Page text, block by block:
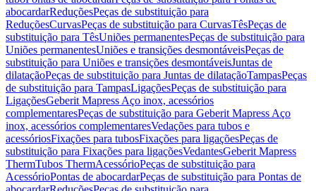
abocardarReduçõesPeças de substituição para
ReduçõesCurvasPeças de substituição para CurvasTêsPeças de
substituição para TêsUniões permanentesPeças de substituição para
Uniões permanentesUniões e transições desmontáveisPeças de
substituição para Uniões e transições desmontáveisJuntas de
dilataçãoPeças de substituição para Juntas de dilataçãoTampasPeças
de substituição para TampasLigaçõesPeças de substituição para
LigaçõesGeberit Mapress Aço inox, acessórios
complementaresPeças de substituição para Geberit Mapress Aço
inox, acessórios complementaresVedações para tubos e
acessóriosFixações para tubosFixações para ligaçõesPeças de
substituição para Fixações para ligaçõesVedantesGeberit Mapress
ThermTubos ThermAcessórioPeças de substituição para
AcessórioPontas de abocardarPeças de substituição para Pontas de